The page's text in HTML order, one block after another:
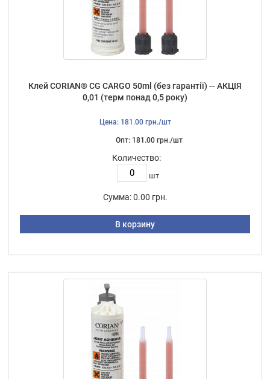
Клей CORIAN® CG CARGO 50ml (без гарантії) -- АКЦІЯ
0,01 (терм понад 0,5 року)
Цена: 181.00 грн./шт
Опт: 181.00 грн./шт
Количество:
шт
Сумма: 0.00 грн.
В корзину